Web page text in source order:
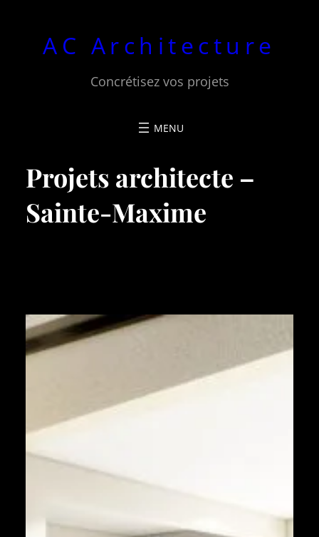
contenuAC Architecture
Concrétisez vos projets
Projets architecte –
Sainte-Maxime